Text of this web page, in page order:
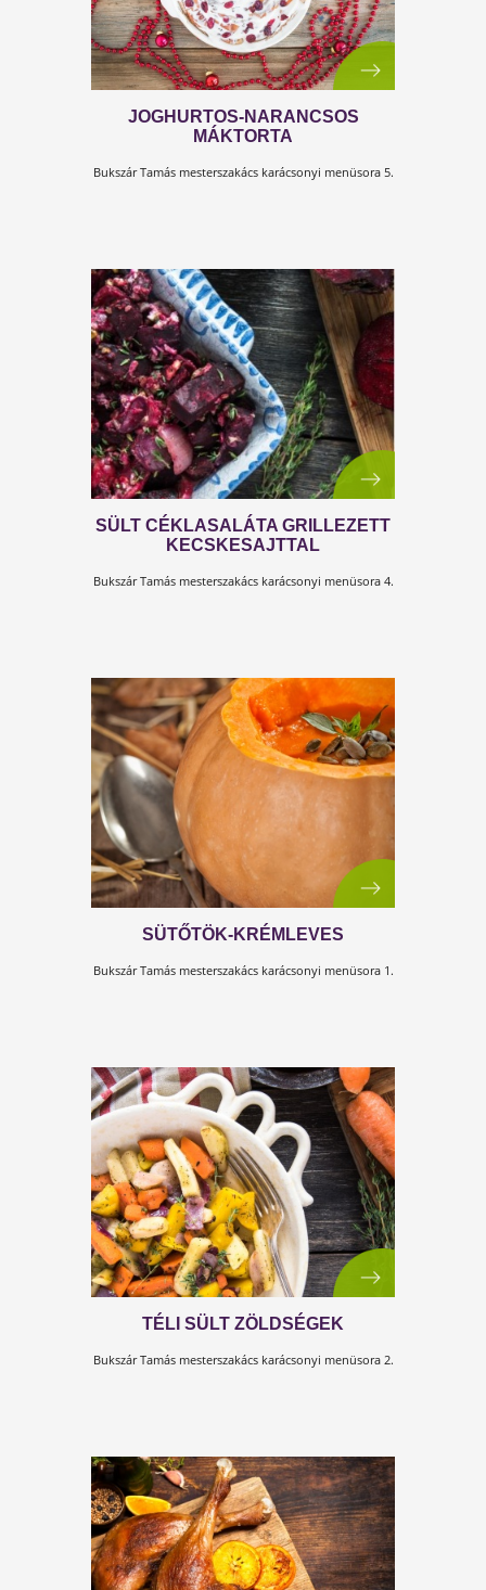
JOGHURTOS-NARANCSOS
MÁKTORTA
Bukszár Tamás mesterszakács karácsonyi menüsora
SÜLT CÉKLASALÁTA
KECSKESAJTTAL
Bukszár Tamás mesterszakács karácsonyi menüsora